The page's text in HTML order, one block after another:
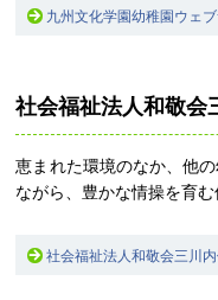
九州文化学園幼稚園ウェブ
社会福祉法人和敬会
恵まれた環境のなか、他
ながら、豊かな情操を育
社会福祉法人和敬会三川